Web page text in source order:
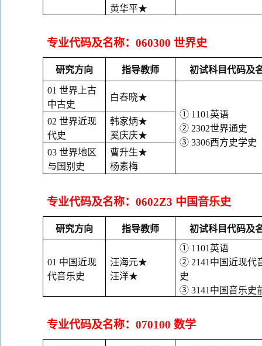
黄华平★
专业代码及名称： 060300 世界史
研究方向 指导教师 初试科目代码及
01 世界上古
中古史
白春晓★
① 1101 英语
② 2302世界通史
③ 3306西方史学史
02 世界近现
代史
韩家炳★
奚庆庆★
03 世界地区
与国别史
曹升生★
杨素梅
专业代码及名称： 0602Z3 中国音乐史
研究方向 指导教师 初试科目代码及
01 中国近现
代音乐史
汪海元★
汪洋★
① 1101 英语
② 2141 中国近现代
史
③ 3141 中国音乐史
专业代码及名称： 070100 数学